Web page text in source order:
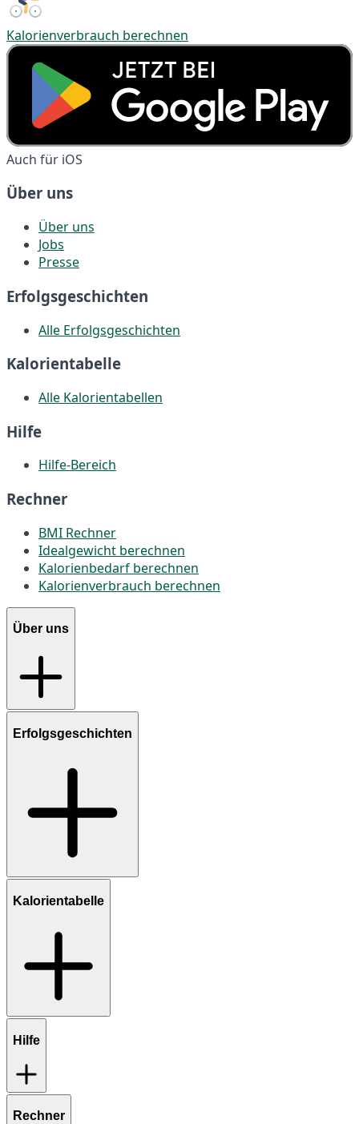
Kalorienverbrauch berechnen
Auch für iOS
Über uns
Über uns
Jobs
Presse
Erfolgsgeschichten
Alle Erfolgsgeschichten
Kalorientabelle
Alle Kalorientabellen
Hilfe
Hilfe-Bereich
Rechner
BMI Rechner
Idealgewicht berechnen
Kalorienbedarf berechnen
Kalorienverbrauch berechnen
Über uns
Erfolgsgeschichten
Kalorientabelle
Hilfe
Rechner